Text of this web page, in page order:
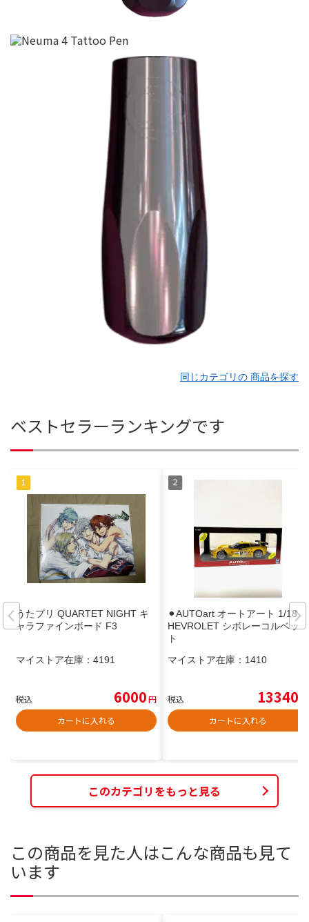
同じカテゴリの 商品を探す
ベストセラーランキングです
うたプリ QUARTET NIGHT キ
ャラファインボード F3
マイストア在庫： 4191
税込 6000円
カートに入れる
⚫︎AUTOart オートアート 1/18 C
HEVROLET シボレーコルベッ
ト
マイストア在庫： 1410
税込 13340
カートに入れる
このカテゴリをもっと見る
この商品を見た人はこんな商品も見て
います